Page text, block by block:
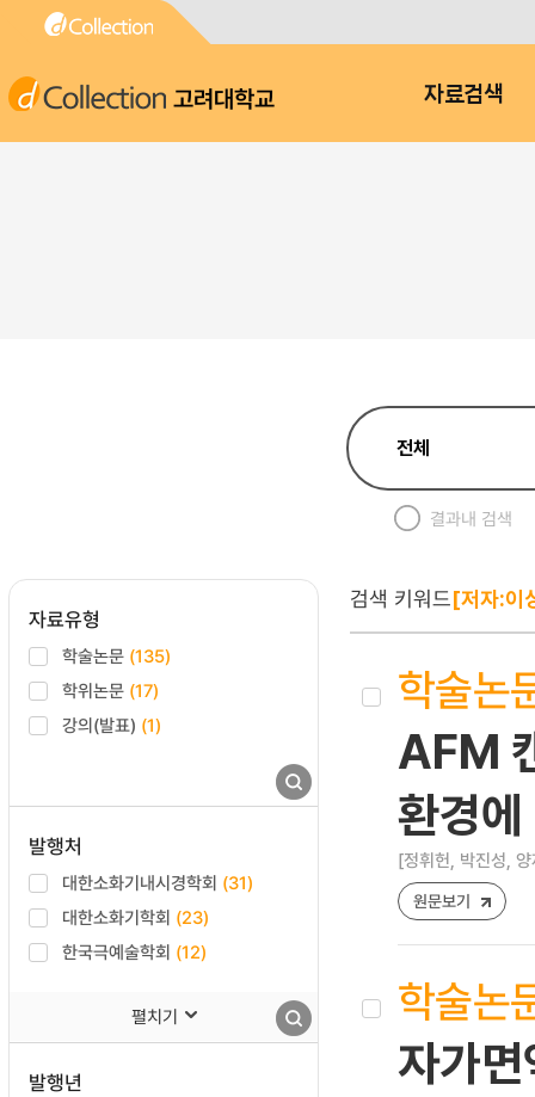
고려대학교 자료검색
결과내 검색
자료유형
학술논문 (135)
학위논문 (17)
강의(발표) (1)
발행처
대한소화기내시경학회 (31)
대한소화기학회 (23)
한국극예술학회 (12)
펼치기
발행년
검색 키워드[저자:이
학술논
AFM
환경
[정휘헌, 박진성,
원문보기
학술논
자가